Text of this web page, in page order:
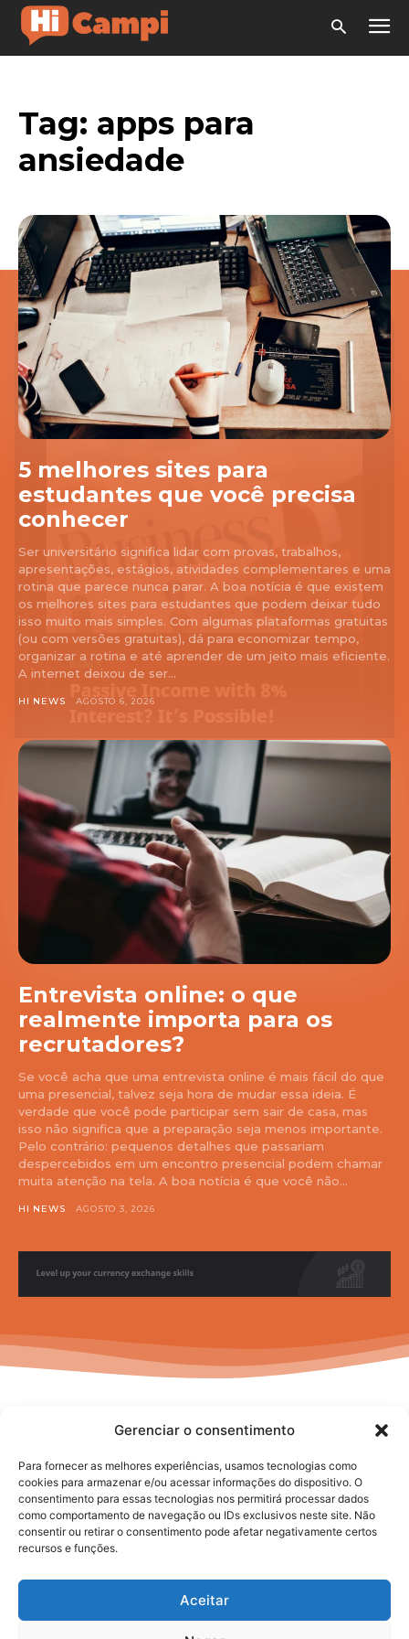
Gerenciar o consentimento
Para fornecer as melhores experiências, usamos tecnologias como
cookies para armazenar e/ou acessar informações do dispositivo. O
consentimento para essas tecnologias nos permitirá processar dados
como comportamento de navegação ou IDs exclusivos neste site. Não
consentir ou retirar o consentimento pode afetar negativamente certos
recursos e funções.
Aceitar
Tag: apps para
ansiedade
5 melhores sites para
estudantes que você precisa
conhecer
Ser universitário significa lidar com provas, trabalhos,
apresentações, estágios, atividades complementares e uma
rotina que parece nunca parar. A boa notícia é que existem
os melhores sites para estudantes que podem deixar tudo
isso muito mais simples. Com algumas plataformas gratuitas
(ou com versões gratuitas), dá para economizar tempo,
organizar a rotina e até aprender de um jeito mais eficiente.
A internet deixou de ser...
HI NEWS AGOSTO 6, 2026
Entrevista online: o que
realmente importa para os
recrutadores?
Se você acha que uma entrevista online é mais fácil do que
uma presencial, talvez seja hora de mudar essa ideia. É
verdade que você pode participar sem sair de casa, mas
isso não significa que a preparação seja menos importante.
Pelo contrário: pequenos detalhes que passariam
despercebidos em um encontro presencial podem chamar
muita atenção na tela. A boa notícia é que você não...
HI NEWS AGOSTO 3, 2026
No posts to display